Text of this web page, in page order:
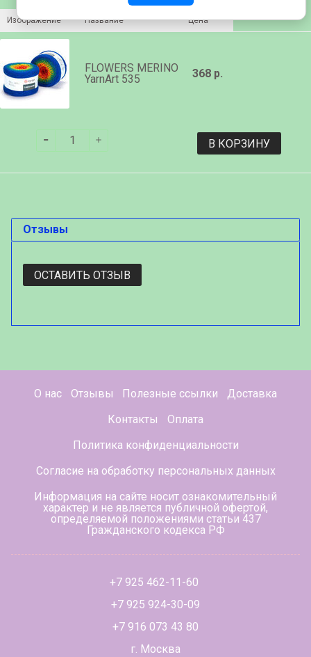
Изображение Название Цена
FLOWERS MERINO
YarnArt 535
368 р.
В КОРЗИНУ
Отзывы
ОСТАВИТЬ ОТЗЫВ
О нас Отзывы Полезные ссылки
Доставка
Контакты
Оплата
Политика конфиденциальности
Согласие на обработку персональных данных
Информация на сайте носит ознакомительный
характер и не является публичной офертой,
определяемой положениями статьи 437
Гражданского кодекса РФ
+7 925 462-11-60
+7 925 924-30-09
+7 916 073 43 80
г. Москва